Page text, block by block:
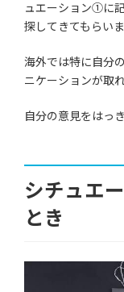
ュエーション①に
探してきてもらいま
海外では特に自分
ニケーションが取
自分の意見をはっ
シチュエ
とき